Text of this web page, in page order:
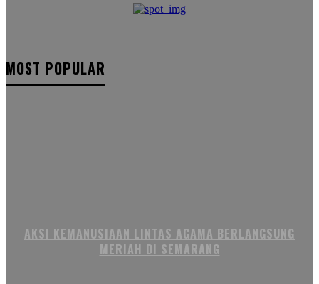
MOST POPULAR
AKSI KEMANUSIAAN LINTAS AGAMA BERLANGSUNG
MERIAH DI SEMARANG